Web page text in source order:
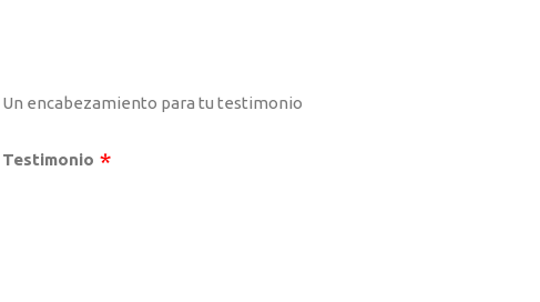
Un encabezamiento para tu testimonio
Testimonio